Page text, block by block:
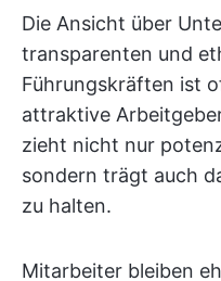
Die Ansicht über
transparenten und
Führungskräften ist
attraktive
zieht nicht nur
sondern trägt auch
zu halten.
Mitarbeiter bleiben